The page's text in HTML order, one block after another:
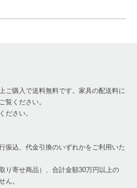
ご購入で送料無料です。家具の配送料に
覧ください。
ださい。
振込、代金引換のいずれかをご利用いた
り寄せ商品）、合計金額30万円以上の
ん。